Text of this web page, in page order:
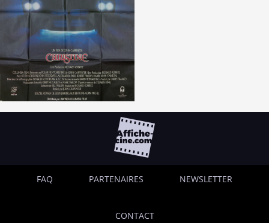
FAQ PARTENAIRES NEWSLETTER
CONTACT